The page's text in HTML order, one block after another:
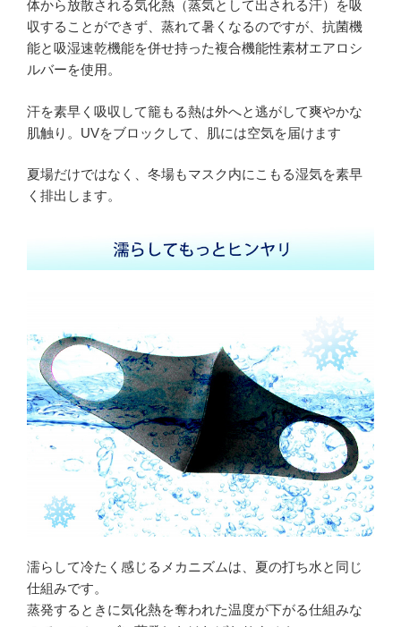
体から放散される気化熱（蒸気として出される汗）を吸
収することができず、 蒸れて暑くなるのですが、抗菌機
能と吸湿速乾機能を併せ持った複合機能性素材エアロシ
ルバーを使用。
汗を素早く吸収して籠もる熱は外へと逃がして爽やかな
肌触り。UVをブロックして、肌には空気を届けます
夏場だけではなく、冬場もマスク内にこもる湿気を素早
く排出します。
濡らして冷たく感じるメカニズムは、夏の打ち水と同じ
仕組みです。
蒸発するときに気化熱を奪われた温度が下がる仕組みな